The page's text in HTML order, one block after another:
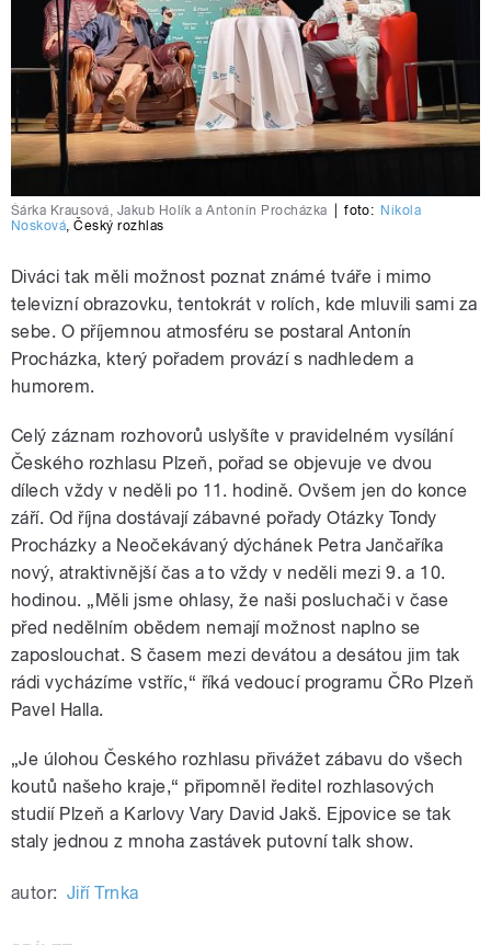
Šárka Krausová, Jakub Holík a Antonín Procházka foto: Nikola
Nosková ,Český rozhlas
Diváci tak měli možnost poznat známé tváře i mimo
televizní obrazovku, tentokrát v rolích, kde mluvili sami za
sebe. O příjemnou atmosféru se postaral Antonín
Procházka, který pořadem provází s nadhledem a
humorem.
Celý záznam rozhovorů uslyšíte v pravidelném vysílání
Českého rozhlasu Plzeň, pořad se objevuje ve dvou
dílech vždy v neděli po 11. hodině. Ovšem jen do konce
září. Od října dostávají zábavné pořady Otázky Tondy
Procházky a Neočekávaný dýchánek Petra Jančaříka
nový, atraktivnější čas a to vždy v neděli mezi 9. a 10.
hodinou. „Měli jsme ohlasy, že naši posluchači v čase
před nedělním obědem nemají možnost naplno se
zaposlouchat. S časem mezi devátou a desátou jim tak
rádi vycházíme vstříc,“ říká vedoucí programu ČRo Plzeň
Pavel Halla.
„Je úlohou Českého rozhlasu přivážet zábavu do všech
koutů našeho kraje,“ připomněl ředitel rozhlasových
studií Plzeň a Karlovy Vary David Jakš. Ejpovice se tak
staly jednou z mnoha zastávek putovní talk show.
autor: Jiří Trnka